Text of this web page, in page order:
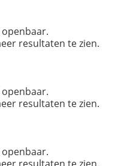
resultaten te zien.
resultaten te zien.